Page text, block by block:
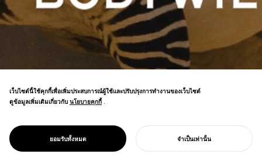
PROJECT
BODY WILD
กระดาษลงสองในสามและเปลี่ยนไปเป็นแบรนด์
ที่คำนึงถึงสิ่งแวดล้อมโดยใช้วัสดุ FSC
เว็บไซต์นี้ใช้คุกกี้เพื่อเพิ่มประสบการณ์ผู้ใช้และปรับปรุงการทำงานของเว็บไซต์
ดูข้อมูลเพิ่มเติมเกี่ยวกับ นโยบายคุกกี้
นโยบายคุกกี้ .
ยอมรับทั้งหมด จำเป็นเท่านั้น